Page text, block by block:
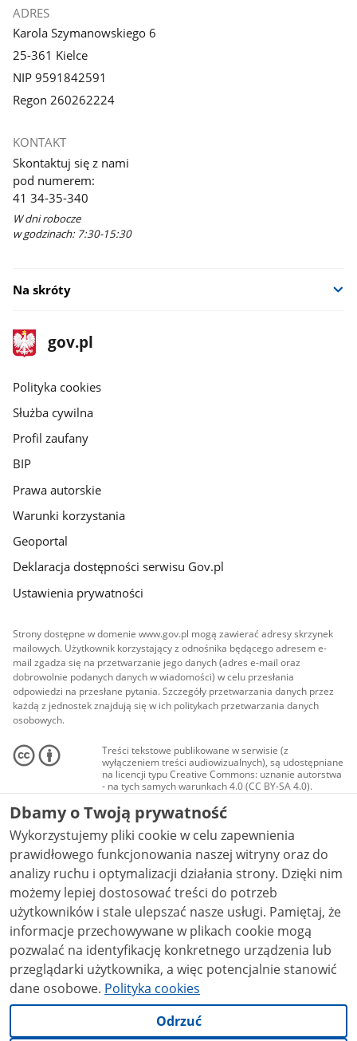
ADRES
Karola Szymanowskiego 6
25-361 Kielce
NIP 9591842591
Regon 260262224
KONTAKT
Skontaktuj się z nami
pod numerem:
41 34-35-340
W dni robocze
w godzinach: 7:30-15:30
Na skróty
stopka
gov.pl
Strona
gov.pl
gov.pl
Polityka cookies
Służba cywilna
Profil zaufany
BIP
Prawa autorskie
Warunki korzystania
Geoportal
Deklaracja dostępności serwisu Gov.pl
Ustawienia prywatności
Strony dostępne w domenie www.gov.pl mogą zawierać adresy skrzynek
mailowych. Użytkownik korzystający z odnośnika będącego adresem e-
mail zgadza się na przetwarzanie jego danych (adres e-mail oraz
dobrowolnie podanych danych w wiadomości) w celu przesłania
odpowiedzi na przesłane pytania. Szczegóły przetwarzania danych przez
każdą z jednostek znajdują się w ich politykach przetwarzania danych
osobowych.
Treści tekstowe publikowane w serwisie (z
wyłączeniem treści audiowizualnych), są udostępniane
na licencji typu Creative Commons: uznanie autorstwa
- na tych samych warunkach 4.0 (CC BY-SA 4.0).
Materiały audiowizualne, w tym zdjęcia, materiały
audio i wideo, są udostępniane na licencji typu
Creative Commons: uznanie autorstwa użycie
niekomercyjne - bez utworów zależnych 4.0 (CC BY-
NC-ND 4.0), o ile nie jest to stwierdzone inaczej.
Dbamy o Twoją prywatność
Wykorzystujemy pliki cookie w celu zapewnienia
prawidłowego funkcjonowania naszej witryny oraz do
analizy ruchu i optymalizacji działania strony. Dzięki nim
możemy lepiej dostosować treści do potrzeb
użytkowników i stale ulepszać nasze usługi. Pamiętaj, że
informacje przechowywane w plikach cookie mogą
pozwalać na identyfikację konkretnego urządzenia lub
przeglądarki użytkownika, a więc potencjalnie stanowić
dane osobowe. Polityka cookies
Odrzuć